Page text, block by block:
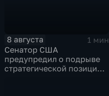
8 августа
1 мин
Сенатор США
предупредил о подрыве
стратегической позиции